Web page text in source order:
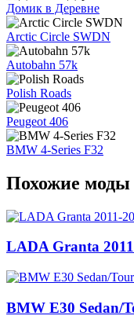
Домик в Деревне
Arctic Circle SWDN
Autobahn 57k
Polish Roads
Peugeot 406
BMW 4-Series F32
Похожие моды
LADA Granta
BMW E30 Sedan/